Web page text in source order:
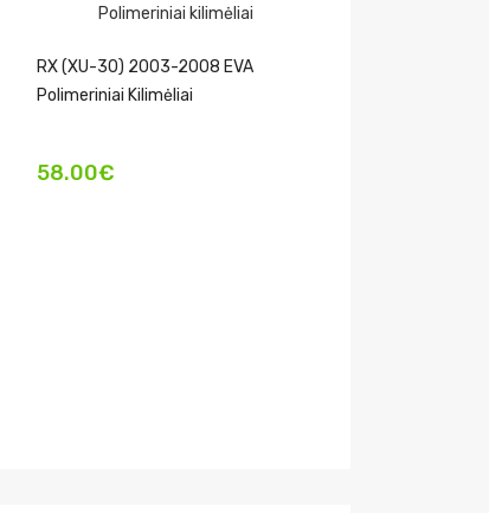
RX (XU-30) 2003-2008 EVA
Polimeriniai Kilimėliai
58.00€